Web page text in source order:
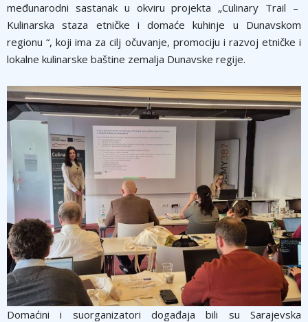
međunarodni sastanak u okviru projekta „Culinary Trail –
Kulinarska staza etničke i domaće kuhinje u Dunavskom
regionu “, koji ima za cilj očuvanje, promociju i razvoj etničke i
lokalne kulinarske baštine zemalja Dunavske regije.
Domaćini i suorganizatori događaja bili su Sarajevska